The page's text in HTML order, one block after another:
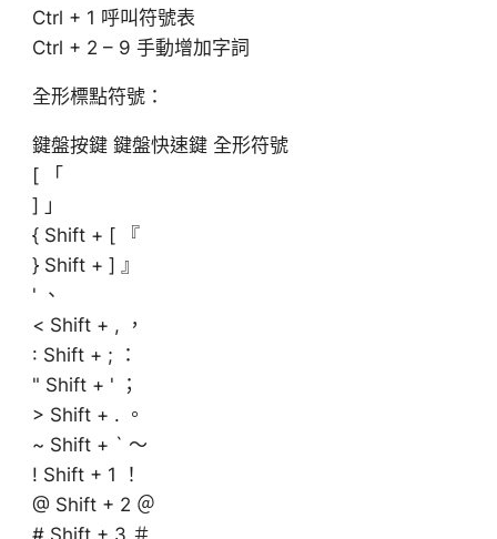
Ctrl + 1 呼叫符號表
Ctrl + 2 – 9 手動增加字詞
全形標點符號：
鍵盤按鍵 鍵盤快速鍵 全形符號
[ 「
] 」
{ Shift + [ 『
} Shift + ] 』
' 、
< Shift + , ，
: Shift + ; ：
" Shift + ' ；
> Shift + . 。
~ Shift + ` ～
! Shift + 1 ！
@ Shift + 2 ＠
# Shift + 3 ＃